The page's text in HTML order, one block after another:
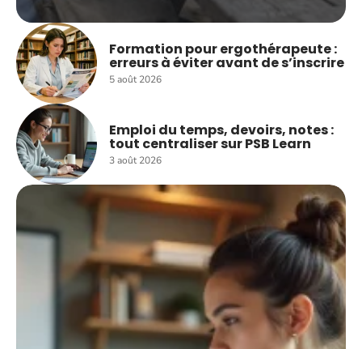
Formation pour ergothérapeute :
erreurs à éviter avant de s’inscrire
5 août 2026
Emploi du temps, devoirs, notes :
tout centraliser sur PSB Learn
3 août 2026